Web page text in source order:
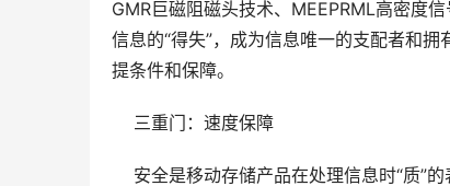
GMR巨磁阻磁头技术、MEEPRML高密度
信息的“得失”，成为信息唯一的支配者和
提条件和保障。
三重门：速度保障
安全是移动存储产品在处理信息时“质”